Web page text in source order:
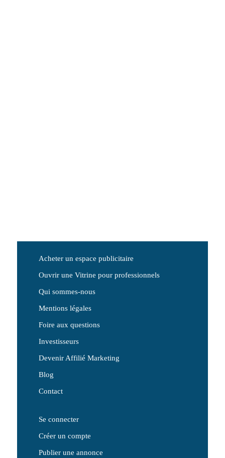
Acheter un espace publicitaire
Ouvrir une Vitrine pour professionnels
Qui sommes-nous
Mentions légales
Foire aux questions
Investisseurs
Devenir Affilié Marketing
Blog
Contact
Se connecter
Créer un compte
Publier une annonce